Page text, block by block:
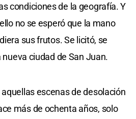
condiciones de la geografía. Y
no se esperó que la mano
sus frutos. Se licitó, se
ciudad de San Juan.
escenas de desolación
más de ochenta años, solo